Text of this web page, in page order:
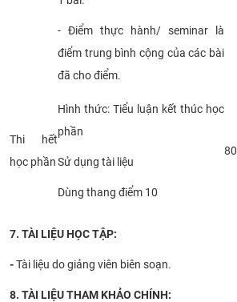
- Điểm thực hành/ seminar là
điểm trung bình cộng của các bài
đã cho điểm.
Thi hết
học phần
Hình thức: Tiểu luận kết thúc học
phần
Sử dụng tài liệu
Dùng thang điểm 10
80
7. TÀI LIỆU HỌC TẬP:
-Tài liệu do giảng viên biên soạn.
8. TÀI LIỆU THAM KHẢO CHÍNH: